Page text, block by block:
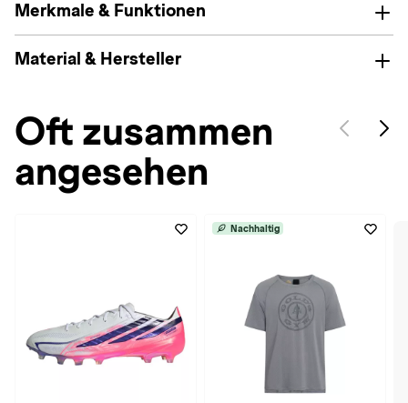
Merkmale & Funktionen
Material & Hersteller
Oft zusammen
angesehen
Nachhaltig